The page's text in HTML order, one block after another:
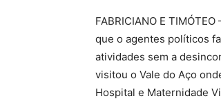
FABRICIANO E
que o agentes políticos
atividades sem a
visitou o Vale do Aço
Hospital e Maternidade